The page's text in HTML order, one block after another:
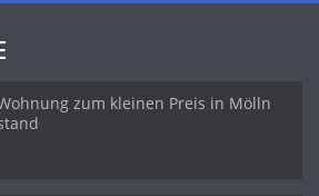
zum kleinen Preis in Mölln